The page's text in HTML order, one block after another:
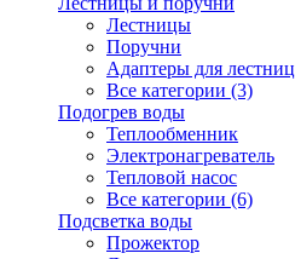
Лестницы
Поручни
Адаптеры для лестниц
Все категории (3)
Подогрев воды
Теплообменник
Электронагреватель
Тепловой насос
Все категории (6)
Подсветка воды
Прожектор